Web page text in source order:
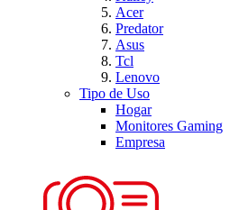
Acer
Predator
Asus
Tcl
Lenovo
Tipo de Uso
Hogar
Monitores Gaming
Empresa